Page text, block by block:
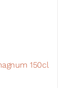
150cl